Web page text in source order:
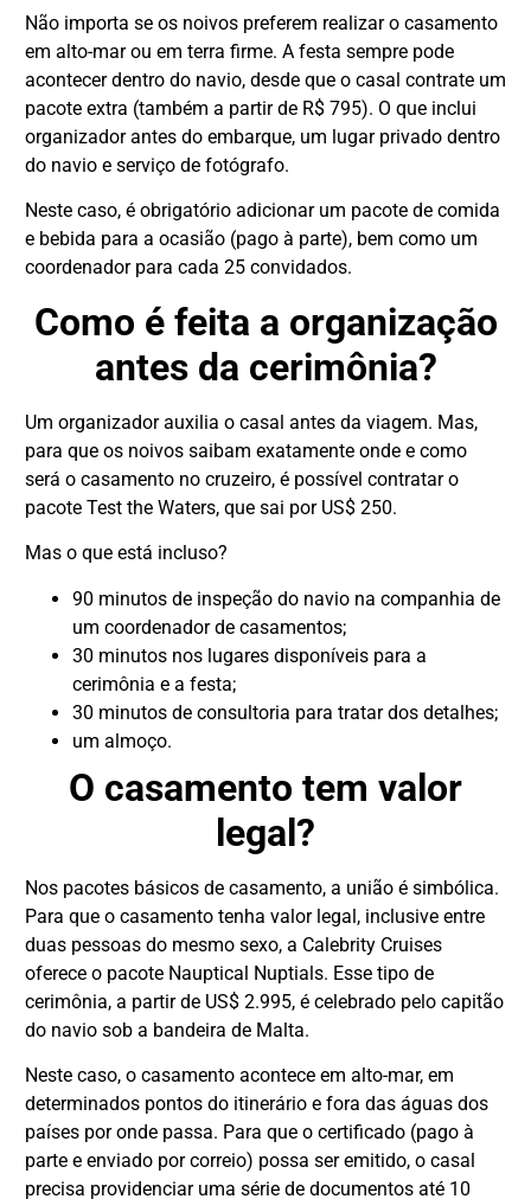
Não importa se os noivos preferem realizar o casamento
em alto-mar ou em terra firme. A festa sempre pode
acontecer dentro do navio, desde que o casal contrate um
pacote extra (também a partir de R$ 795). O que inclui
organizador antes do embarque, um lugar privado dentro
do navio e serviço de fotógrafo.
Neste caso, é obrigatório adicionar um pacote de comida
e bebida para a ocasião (pago à parte), bem como um
coordenador para cada 25 convidados.
Como é feita a organização
antes da cerimônia?
Um organizador auxilia o casal antes da viagem. Mas,
para que os noivos saibam exatamente onde e como
será o casamento no cruzeiro, é possível contratar o
pacote Test the Waters, que sai por US$ 250.
Mas o que está incluso?
90 minutos de inspeção do navio na companhia de
um coordenador de casamentos;
30 minutos nos lugares disponíveis para a
cerimônia e a festa;
30 minutos de consultoria para tratar dos detalhes;
um almoço.
O casamento tem valor
legal?
Nos pacotes básicos de casamento, a união é simbólica.
Para que o casamento tenha valor legal, inclusive entre
duas pessoas do mesmo sexo, a Calebrity Cruises
oferece o pacote Nauptical Nuptials. Esse tipo de
cerimônia, a partir de US$ 2.995, é celebrado pelo capitão
do navio sob a bandeira de Malta.
Neste caso, o casamento acontece em alto-mar, em
determinados pontos do itinerário e fora das águas dos
países por onde passa. Para que o certificado (pago à
parte e enviado por correio) possa ser emitido, o casal
precisa providenciar uma série de documentos até 10